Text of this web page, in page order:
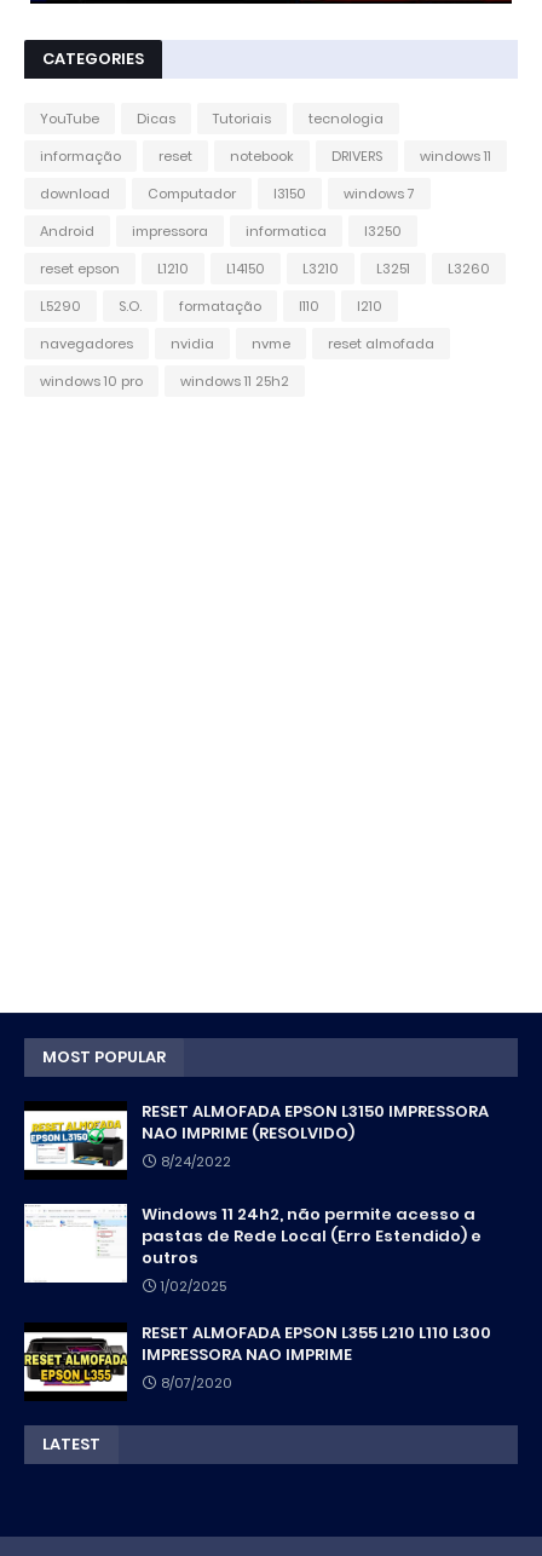
CATEGORIES
YouTube Dicas Tutoriais
tecnologia
informação
reset notebook DRIVERS
windows 11
download
Computador l3150
windows 7
Android
impressora informatica
l3250
reset epson
L1210 L14150 L3210 L3251
L3260
L5290
S.O. formatação l110
l210
navegadores
nvidia nvme
reset almofada
windows 10 pro
windows 11 25h2
MOST POPULAR
RESET ALMOFADA EPSON L3150 IMPRESSORA
NAO IMPRIME (RESOLVIDO)
8/24/2022
Windows 11 24h2, não permite acesso a
pastas de Rede Local (Erro Estendido) e
outros
1/02/2025
RESET ALMOFADA EPSON L355 L210 L110 L300
IMPRESSORA NAO IMPRIME
8/07/2020
LATEST